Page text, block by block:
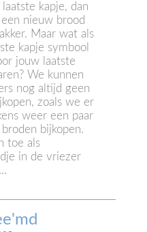
kapje, dan
nieuw brood
Maar wat als
kapje symbool
jouw laatste
We kunnen
nog altijd geen
zoals we er
weer een paar
bijkopen.
toe als
in de vriezer